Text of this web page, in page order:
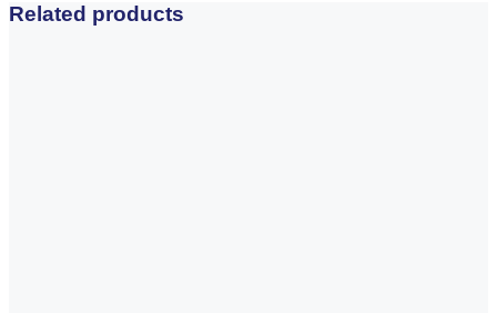
Related products